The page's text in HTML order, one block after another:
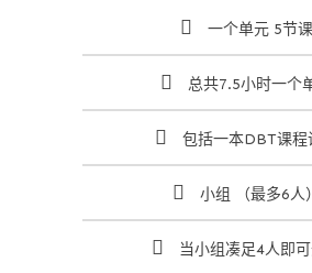
一个单元 5节课
总共7.5小时一个
包括一本DBT课程
小组 （最多6人）
当小组凑足4人即